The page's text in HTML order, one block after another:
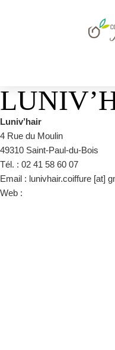
Luniv’hair
4 Rue du Moulin
49310 Saint-Paul-du-Bois
Tél. : 02 41 58 60 07
Email : lunivhair.coiffure [at]
Web :